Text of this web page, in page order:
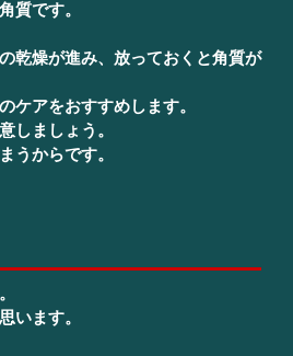
質です。
乾燥が進み、放っておくと角質が
ケアをおすすめします。
しましょう。
うからです。
います。